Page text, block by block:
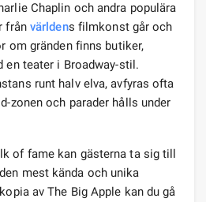
Chaplin och andra populära
från världens filmkonst går och
om gränden finns butiker,
teater i Broadway-stil.
runt halv elva, avfyras ofta
zonen och parader hålls under
of fame kan gästerna ta sig till
mest kända och unika
av The Big Apple kan du gå